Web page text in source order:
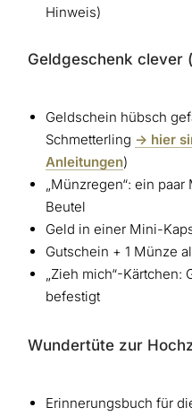
Hinweis)
Geldgeschenk clever
Geldschein hübsch
Schmetterling -> hier
Anleitungen)
„Münzregen“: ein
Beutel
Geld in einer Mini-
Gutschein + 1 Münze
„Zieh mich“-Kärtchen:
befestigt
Wundertüte zur
Erinnerungsbuch für